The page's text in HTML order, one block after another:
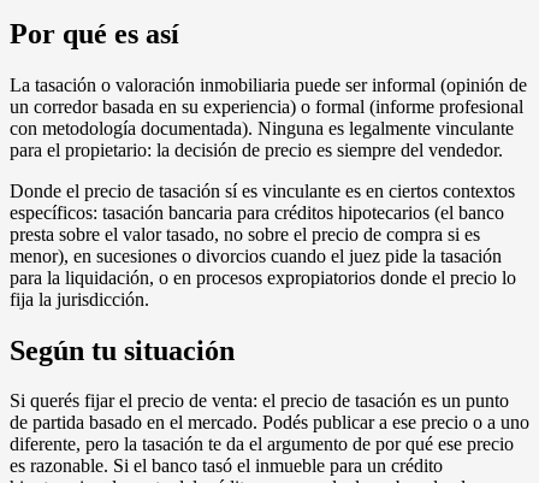
Por qué es así
La tasación o valoración inmobiliaria puede ser informal (opinión de
un corredor basada en su experiencia) o formal (informe profesional
con metodología documentada). Ninguna es legalmente vinculante
para el propietario: la decisión de precio es siempre del vendedor.
Donde el precio de tasación sí es vinculante es en ciertos contextos
específicos: tasación bancaria para créditos hipotecarios (el banco
presta sobre el valor tasado, no sobre el precio de compra si es
menor), en sucesiones o divorcios cuando el juez pide la tasación
para la liquidación, o en procesos expropiatorios donde el precio lo
fija la jurisdicción.
Según tu situación
Si querés fijar el precio de venta: el precio de tasación es un punto
de partida basado en el mercado. Podés publicar a ese precio o a uno
diferente, pero la tasación te da el argumento de por qué ese precio
es razonable. Si el banco tasó el inmueble para un crédito